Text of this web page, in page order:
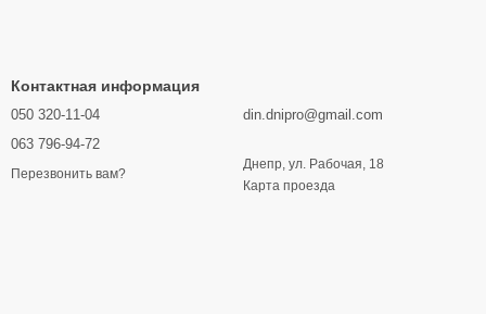
Контактная информация
050 320-11-04
063 796-94-72
Перезвонить вам?
din.dnipro@gmail.com
Днепр, ул. Рабочая, 18
Карта проезда